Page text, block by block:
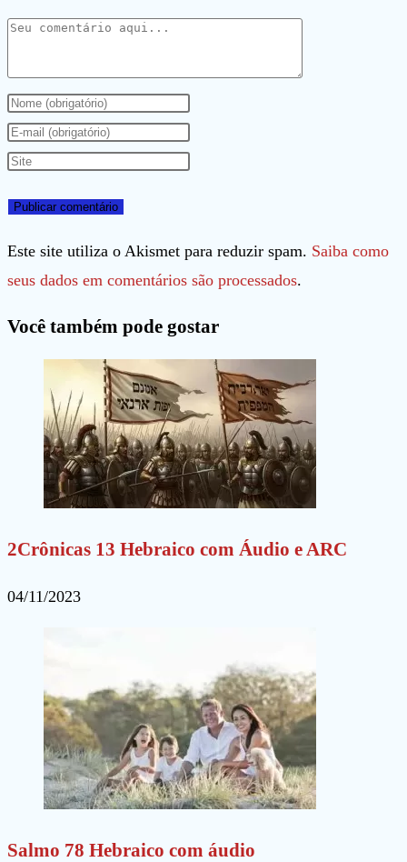
Comentário
Digite
seu
nome
nome
de
usuário
comentar
Digite
seu
de
e-
mail
comentar
Digite
URL
do
seu
(opcional)
Este site utiliza o Akismet para reduzir spam. Saiba como
seus dados em comentários são processados.
Você também pode gostar
2Crônicas 13 Hebraico com Áudio e ARC
04/11/2023
Salmo 78 Hebraico com áudio